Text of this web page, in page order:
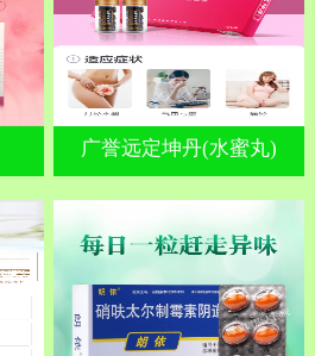
广誉远定坤丹(水蜜丸)